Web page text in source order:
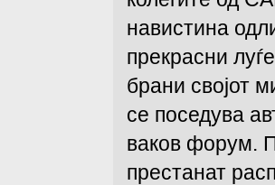
навистина
прекрасни
брани својот
се поседува
ваков форум.
престанат